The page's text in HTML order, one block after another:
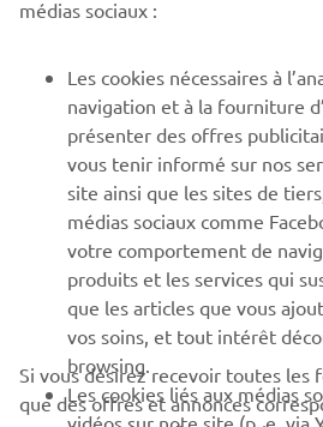
médias sociaux :
Les cookies nécessaires à
navigation et à la fourniture
présenter des offres
vous tenir informé sur nos
site ainsi que les sites de
médias sociaux comme
votre comportement de
produits et les services qui
que les articles que vous
vos soins, et tout intérêt
browsing.
Les cookies liés aux médias
vidéos sur note site (p. e. via
Si vous désirez recevoir toutes
que des offres et annonces